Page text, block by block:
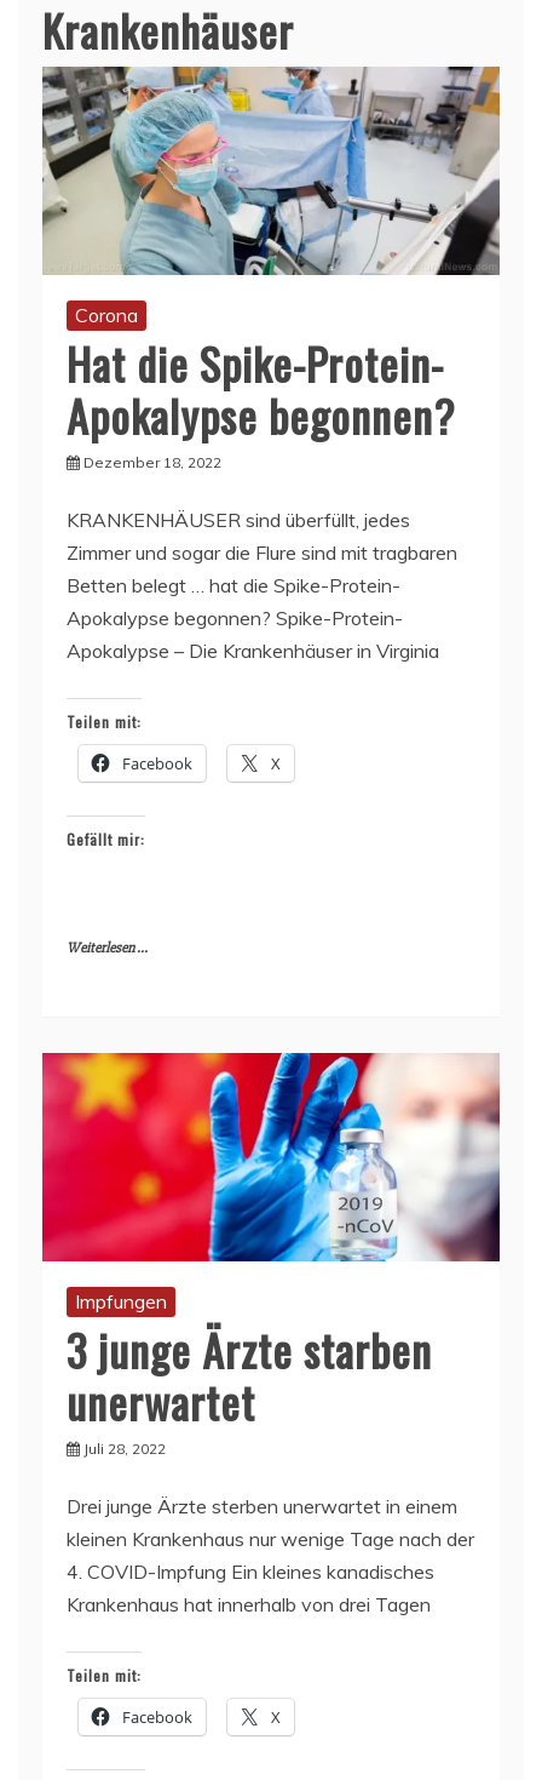
Krankenhäuser
Corona
Hat die Spike-Protein-
Apokalypse begonnen?
Dezember 18, 2022
KRANKENHÄUSER sind überfüllt, jedes
Zimmer und sogar die Flure sind mit tragbaren
Betten belegt … hat die Spike-Protein-
Apokalypse begonnen? Spike-Protein-
Apokalypse – Die Krankenhäuser in Virginia
Teilen mit:
Facebook X
Gefällt mir:
Weiterlesen ...
Impfungen
3 junge Ärzte starben
unerwartet
Juli 28, 2022
Drei junge Ärzte sterben unerwartet in einem
kleinen Krankenhaus nur wenige Tage nach der
4. COVID-Impfung Ein kleines kanadisches
Krankenhaus hat innerhalb von drei Tagen
Teilen mit:
Facebook X